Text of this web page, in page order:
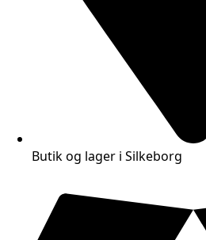
Butik og lager i Silkeborg